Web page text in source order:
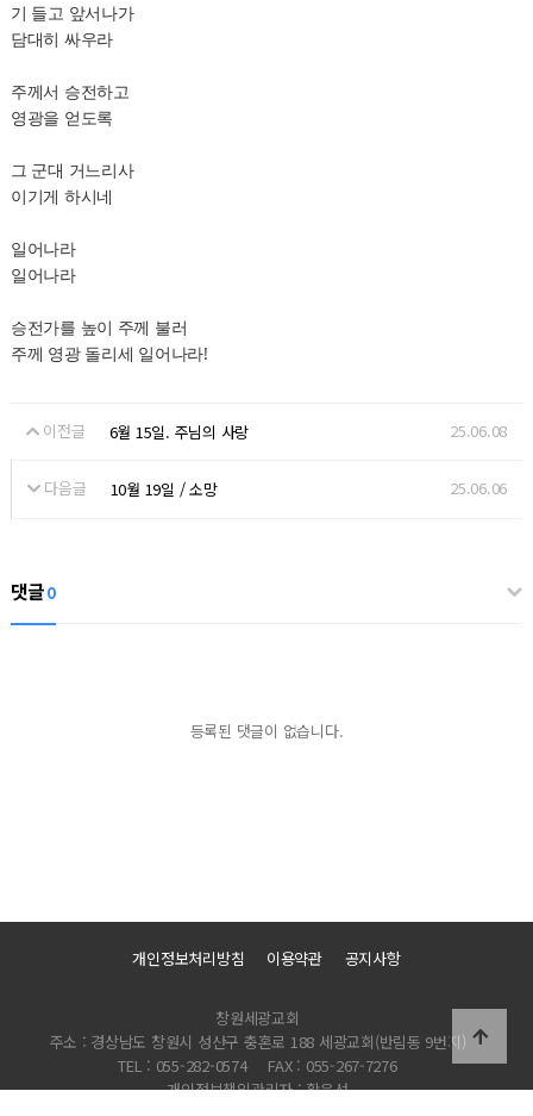
기 들고 앞서나가
담대히 싸우라
주께서 승전하고
영광을 얻도록
그 군대 거느리사
이기게 하시네
일어나라
일어나라
승전가를 높이 주께 불러
주께 영광 돌리세 일어나라!
이전글 6월 15일. 주님의 사랑 25.06.08
다음글 10월 19일 / 소망 25.06.06
댓글0
등록된 댓글이 없습니다.
개인정보처리방침 이용약관 공지사항
창원세광교회
주소 : 경상남도 창원시 성산구 충혼로 188 세광교회(반림동 9번지)
TEL : 055-282-0574
FAX : 055-267-7276
개인정보책임관리자 : 황은선